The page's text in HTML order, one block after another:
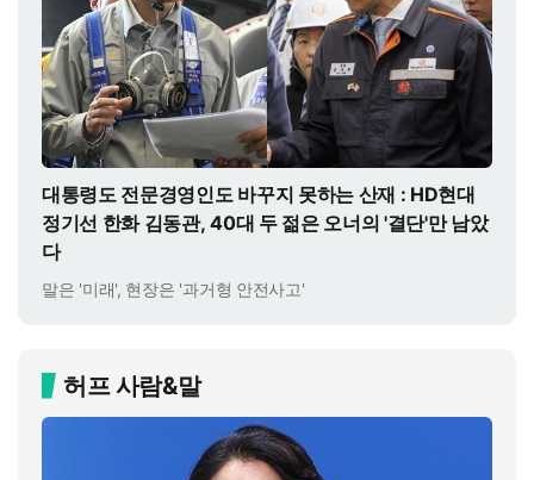
대통령도 전문경영인도 바꾸지 못하는 산재 : HD현대
정기선 한화 김동관, 40대 두 젊은 오너의 '결단'만 남았
다
말은 '미래', 현장은 '과거형 안전사고'
허프 사람&말